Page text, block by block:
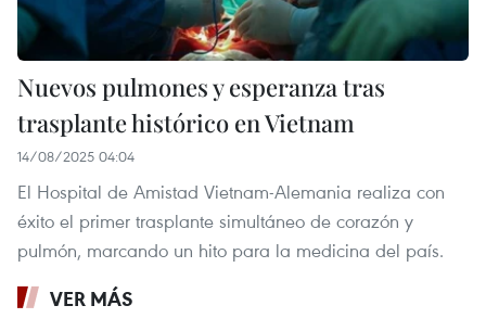
Nuevos pulmones y esperanza tras
trasplante histórico en Vietnam
14/08/2025 04:04
El Hospital de Amistad Vietnam-Alemania realiza con
éxito el primer trasplante simultáneo de corazón y
pulmón, marcando un hito para la medicina del país.
VER MÁS